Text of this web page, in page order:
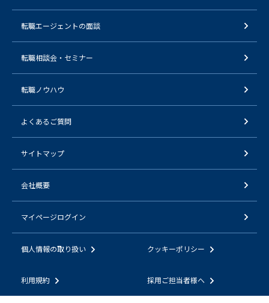
転職エージェントの面談
転職相談会・セミナー
転職ノウハウ
よくあるご質問
サイトマップ
会社概要
マイページログイン
個人情報の取り扱い クッキーポリシー
利用規約 採用ご担当者様へ